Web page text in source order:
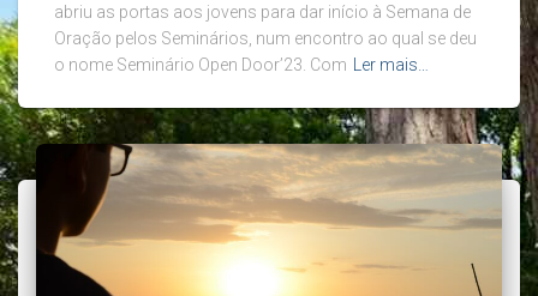
abriu as portas aos jovens para dar início à Semana de
Oração pelos Seminários, num encontro ao qual se deu
o nome Seminário Open Door’23. Com
Ler mais…